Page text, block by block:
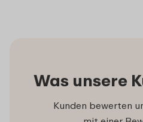
Was unsere
Kunden bewerten